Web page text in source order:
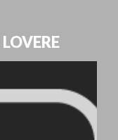
LOVERE